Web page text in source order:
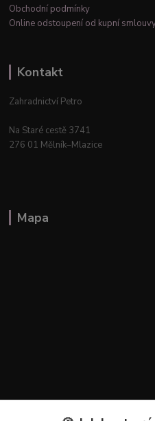
Obchodní podmínky
Online odstoupení od kupní
Kontakt
Zahradnictví Petro
Na Staré cestě 3741
276 01 Mělník–Mlazice
Mapa